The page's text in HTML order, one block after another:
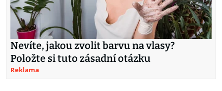
Nevíte, jakou zvolit barvu na vlasy?
Položte si tuto zásadní otázku
Reklama